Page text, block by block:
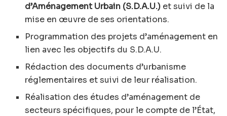
d’Aménagement Urbain (S.D.A.U.) et suivi de la
mise en œuvre de ses orientations.
Programmation des projets d’aménagement en
lien avec les objectifs du S.D.A.U.
Rédaction des documents d’urbanisme
réglementaires et suivi de leur réalisation.
Réalisation des études d’aménagement de
secteurs spécifiques, pour le compte de l’État,